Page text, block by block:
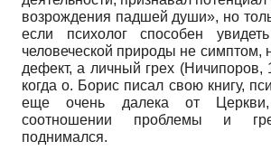
возрождения падшей души», но
если психолог способен
человеческой природы не симптом,
дефект, а личный грех (Ничипоров,
когда о. Борис писал свою книгу,
еще очень далека от
соотношении проблемы и
поднимался.